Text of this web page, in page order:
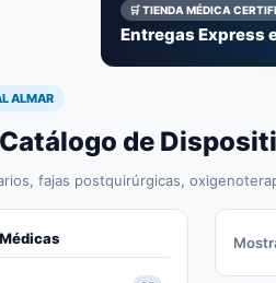
🛒 TIENDA MÉDICA
Entregas Express
ALMAR
de
fajas postquirúrgicas,